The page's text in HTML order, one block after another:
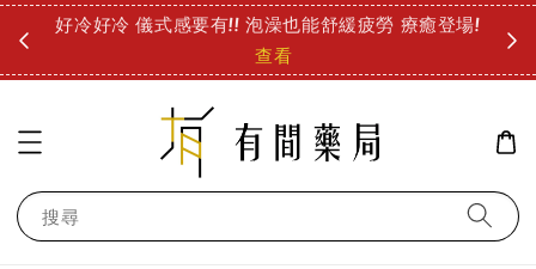
好冷好冷 儀式感要有!! 泡澡也能舒緩疲勞 療癒登場!
查看
搜尋